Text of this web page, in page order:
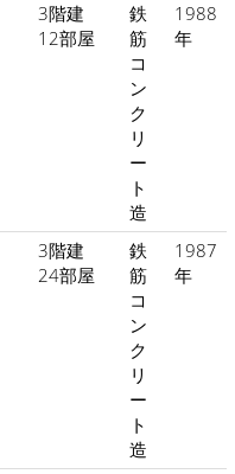
3階建
12部屋
鉄
筋
コ
ン
ク
リ
ー
ト
造
1988
年
3階建
24部屋
鉄
筋
コ
ン
ク
リ
ー
ト
造
1987
年